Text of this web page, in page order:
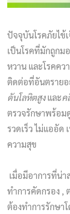
ปัจจุบันโรคภัยไข้
เป็นโรคที่มักถูกม
หวาน และโรคคว
ติดต่อที่อันตรายอ
ดันโลหิตสูงและค
ตรวจรักษาพร้อม
รวดเร็ว ไม่แออัด
ความสุข
เมื่อมีอาการที่น่า
ทำการคัดกรอง ,
ต้องทำการรักษา